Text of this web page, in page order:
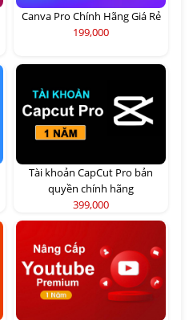
Canva Pro Chính Hãng Giá Rẻ
199,000
Tài khoản CapCut Pro bản
quyền chính hãng
399,000